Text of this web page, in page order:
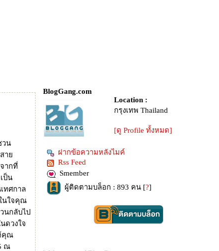
วน
สา
ากที่
ป็น
ทศกาล
นใจคุณ
กลับไป
ดวงใจ
คุณ
ณ
BlogGang.com
Location :
กรุงเทพ Thailand
[ดู Profile ทั้งหมด]
ฝากข้อความหลังไมค์
Rss Feed
Smember
ผู้ติดตามบล็อก : 893 คน [?]